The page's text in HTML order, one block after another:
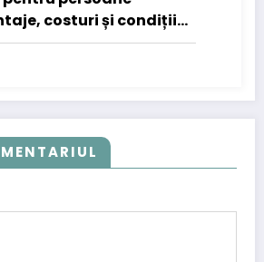
costuri și condiții
în 2026